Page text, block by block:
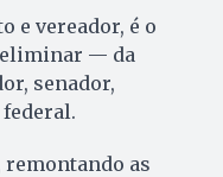
e vereador, é o
— da
senador,
as